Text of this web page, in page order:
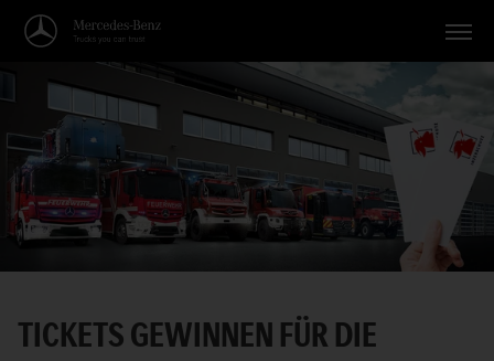
Fahrzeuge
Anwendungen
Themen
Service
Deutsch
TICKETS GEWINNEN FÜR DIE